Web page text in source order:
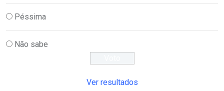
Péssima
Não sabe
Ver resultados